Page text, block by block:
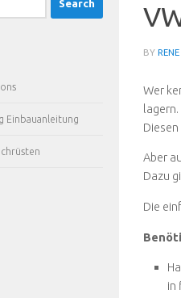
BY RENE
Wer
lagern.
Aber
Dazu
Die
in
Einbauanleitung